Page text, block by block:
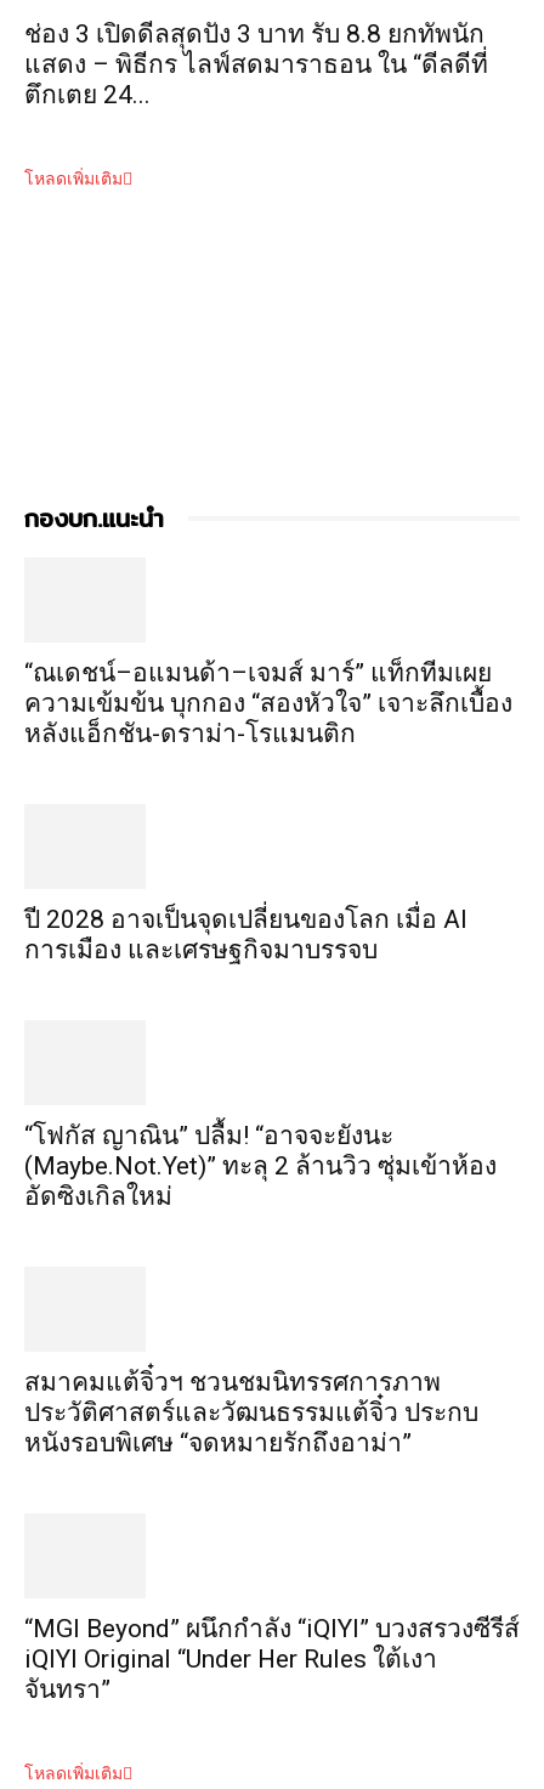
ช่อง 3 เปิดดีลสุดปัง 3 บาท รับ 8.8 ยกทัพนัก
แสดง – พิธีกร ไลฟ์สดมาราธอน ใน “ดีลดีที่
ตึกเตย 24...
โหลดเพิ่มเติม
กองบก.แนะนำ
“ณเดชน์–อแมนด้า–เจมส์ มาร์” แท็กทีมเผย
ความเข้มข้น บุกกอง “สองหัวใจ” เจาะลึกเบื้อง
หลังแอ็กชัน-ดราม่า-โรแมนติก
ปี 2028 อาจเป็นจุดเปลี่ยนของโลก เมื่อ AI
การเมือง และเศรษฐกิจมาบรรจบ
“โฟกัส ญาณิน” ปลื้ม! “อาจจะยังนะ
(Maybe.Not.Yet)” ทะลุ 2 ล้านวิว ซุ่มเข้าห้อง
อัดซิงเกิลใหม่
สมาคมแต้จิ๋วฯ ชวนชมนิทรรศการภาพ
ประวัติศาสตร์และวัฒนธรรมแต้จิ๋ว ประกบ
หนังรอบพิเศษ “จดหมายรักถึงอาม่า”
“MGI Beyond” ผนึกกำลัง “iQIYI” บวงสรวงซีรีส์
iQIYI Original “Under Her Rules ใต้เงา
จันทรา”
โหลดเพิ่มเติม